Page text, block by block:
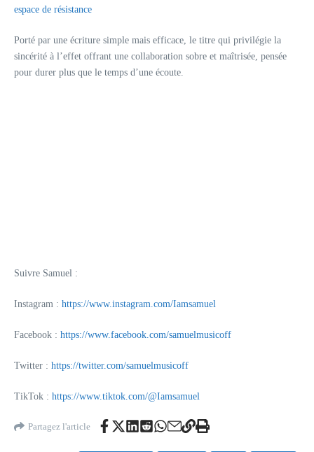
espace de résistance
Porté par une écriture simple mais efficace, le titre qui privilégie la
sincérité à l’effet offrant une collaboration sobre et maîtrisée, pensée
pour durer plus que le temps d’une écoute.
Suivre Samuel :
Instagram : https://www.instagram.com/Iamsamuel
Facebook : https://www.facebook.com/samuelmusicoff
Twitter : https://twitter.com/samuelmusicoff
TikTok : https://www.tiktok.com/@Iamsamuel
Partagez l'article